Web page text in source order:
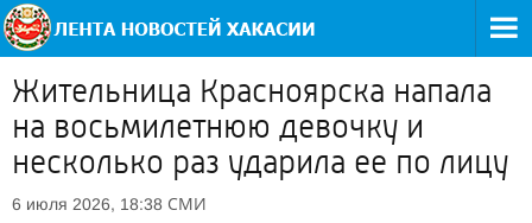
Жительница Красноярска напала
на восьмилетнюю девочку и
несколько раз ударила ее по лицу
6 июля 2026, 18:38 СМИ